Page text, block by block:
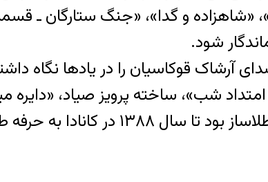
شود.
آرشاک قوکاسیان را در یادها نگاه
امتداد شب»، ساخته پرویز صیاد،
به حرفه طلاسازی اشتغال داشت.